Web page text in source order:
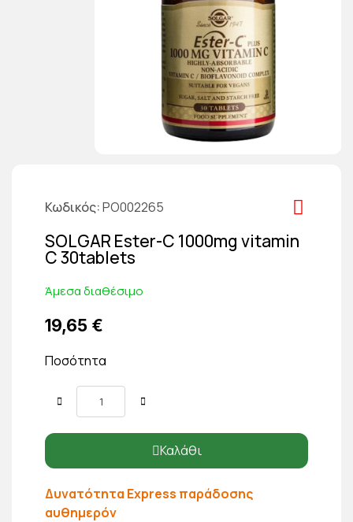
Κωδικός PO002265
SOLGAR Ester-C 1000mg vitamin
C 30tablets
Άμεσα διαθέσιμο
19,65 €
Ποσότητα
Καλάθι
Δυνατότητα Express παράδοσης
αυθημερόν